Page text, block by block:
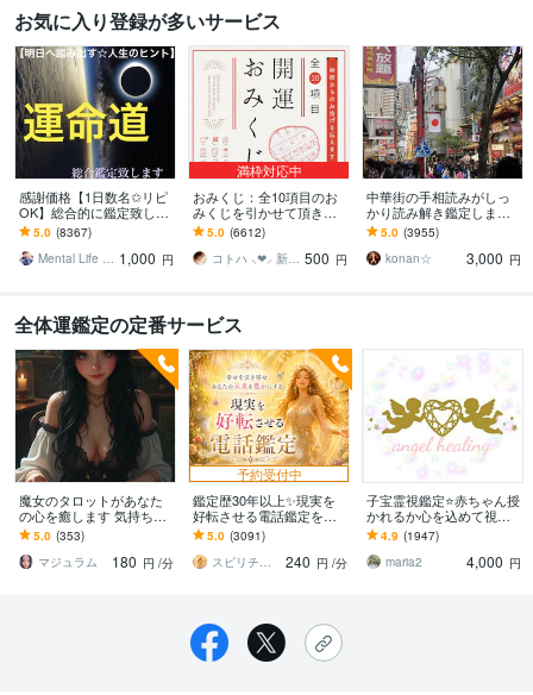
お気に入り登録が多いサービス
感謝価格【1日数名✩リピ
OK】総合的に鑑定致しま
す ✞後悔させません【未
来を良くする✩人生のヒン
ト】アドバイス付
5.0 (8367)
Mental Life Design 1,000 円
満枠対応中
おみくじ：全10項目のお
みくじを引かせて頂きま
す ㊙あなた様がこの先ど
う進むかの道しるべにな
さってください！
5.0 (6612)
コトハ ⸜❤︎⸝ 新サービス提供開始✨️ 500 円
中華街の手相読みがしっ
かり読み解き鑑定します
☆今後10年ほどの流れか
ら、良い時期、悪い時期
もお伝えします
5.0 (3955)
konan☆
3,000 円
全体運鑑定の定番サービス
魔女のタロットがあなた
の心を癒します 気持ちを
声で届けたい。分かりや
すい、モヤモヤをスッキ
リへ
5.0 (353)
マジュラム
180 円 /分
予約受付中
鑑定歴30年以上✨現実を
好転させる電話鑑定をし
ます ✨「ただ当たる」だ
けでなく「納得できる」
「前向きになれる」
5.0 (3091)
スピリチュアルカウンセラー昌運
240 円 /分
子宝霊視鑑定⭐️赤ちゃん授
かれるか心を込めて視ま
す 不安や心配に寄り添い
必要なアドバイスから望
む未来に導きます⭐
4.9 (1947)
maria2
4,000 円